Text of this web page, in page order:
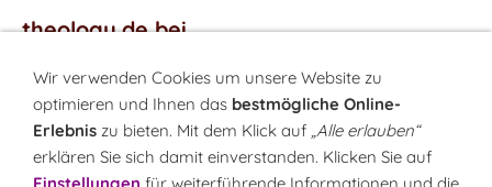
theology.de bei
...Facebook
...Twitter
Monatsrätsel
Wir verwenden Cookies um unsere Website zu
optimieren und Ihnen das bestmögliche Online-
Erlebnis zu bieten. Mit dem Klick auf „Alle erlauben“
erklären Sie sich damit einverstanden. Klicken Sie auf